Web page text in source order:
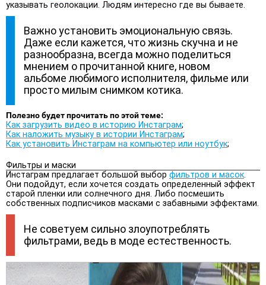
указывать геолокации. Людям интересно где вы бываете.
Важно установить эмоциональную связь.
Даже если кажется, что жизнь скучна и не
разнообразна, всегда можно поделиться
мнением о прочитанной книге, новом
альбоме любимого исполнителя, фильме или
просто милым снимком котика.
Полезно будет прочитать по этой теме:
Как загрузить видео в историю Инстаграм;
Как наложить музыку в истории Инстаграм;
Как установить Инстаграм на компьютер или ноутбук;
Фильтры и маски
Инстаграм предлагает большой выбор фильтров и масок.
Они подойдут, если хочется создать определенный эффект
старой пленки или солнечного дня. Либо посмешить
собственных подписчиков масками с забавными эффектами.
Не советуем сильно злоупотреблять
фильтрами, ведь в моде естественность.